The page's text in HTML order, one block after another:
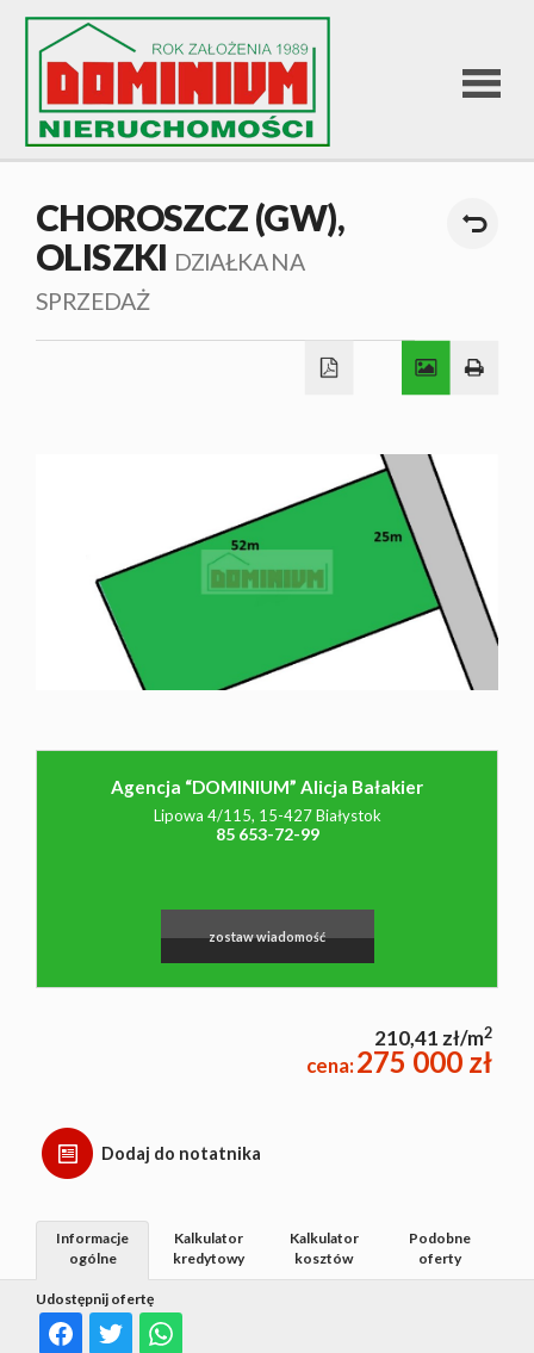
STRONA
OFERTA
NAJMU
O NAS
CO
CHOROSZCZ (GW),
OLISZKI DZIAŁKA NA
SPRZEDAŻ
Agencja “DOMINIUM” Alicja Bałakier
Lipowa 4/115, 15-427 Białystok
85 653-72-99
zostaw wiadomość
210,41 zł/m2
cena:275 000 zł
Dodaj do notatnika
Udostępnij ofertę
Informacje
ogólne
Kalkulator
kredytowy
Kalkulator
kosztów
Podobne
oferty